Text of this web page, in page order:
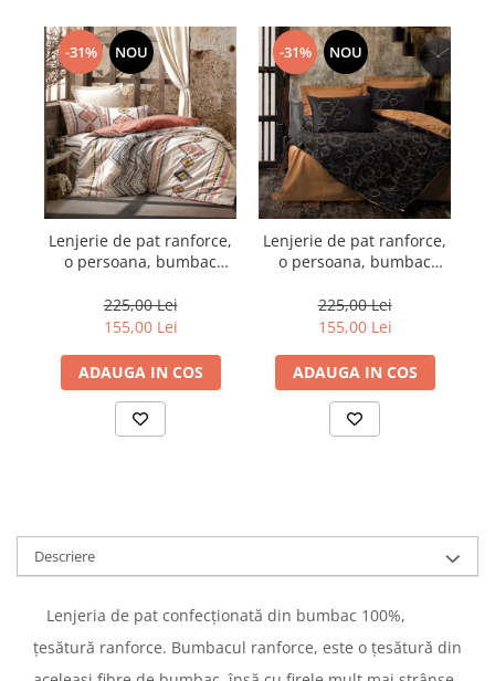
-31% NOU
Lenjerie de pat ranforce,
o persoana, bumbac
Tile Red
225,00 Lei
155,00 Lei
ADAUGA IN COS
-31% NOU
Lenjerie de pat ranforce,
o persoana, bumbac
Copper
225,00 Lei
155,00 Lei
ADAUGA IN COS
Descriere
Lenjeria de pat confecționată din bumbac 100%,
țesătură ranforce. Bumbacul ranforce, este o țesătură din